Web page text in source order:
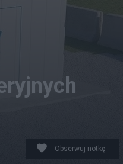
Obserwuj notkę